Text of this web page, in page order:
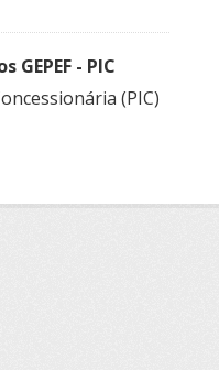
- PIC
(PIC)